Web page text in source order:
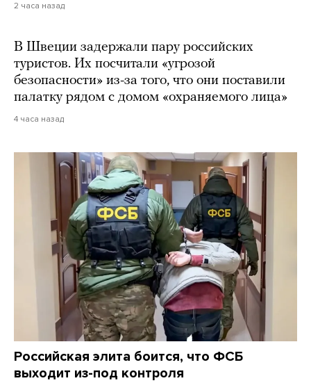
2 часа назад
В Швеции задержали пару российских
туристов. Их посчитали «угрозой
безопасности» из-за того, что они поставили
палатку рядом с домом «охраняемого лица»
4 часа назад
Российская элита боится, что ФСБ
выходит из-под контроля